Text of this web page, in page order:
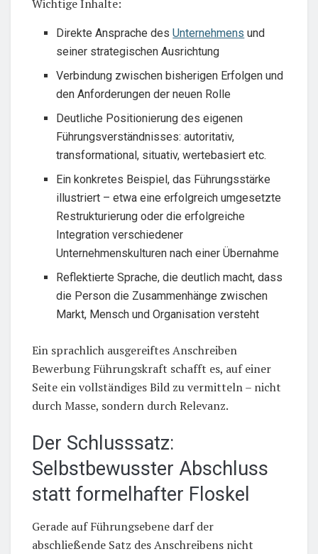
Wichtige Inhalte:
Direkte Ansprache desUnternehmens und
seiner strategischen Ausrichtung
Verbindung zwischen bisherigen Erfolgen und
den Anforderungen der neuen Rolle
Deutliche Positionierung des eigenen
Führungsverständnisses: autoritativ,
transformational, situativ, wertebasiert etc.
Ein konkretes Beispiel, das Führungsstärke
illustriert – etwa eine erfolgreich umgesetzte
Restrukturierung oder die erfolgreiche
Integration verschiedener
Unternehmenskulturen nach einer Übernahme
Reflektierte Sprache, die deutlich macht, dass
die Person die Zusammenhänge zwischen
Markt, Mensch und Organisation versteht
Ein sprachlich ausgereiftes Anschreiben
Bewerbung Führungskraft schafft es, auf einer
Seite ein vollständiges Bild zu vermitteln – nicht
durch Masse, sondern durch Relevanz.
Der Schlusssatz:
Selbstbewusster Abschluss
statt formelhafter Floskel
Gerade auf Führungsebene darf der
abschließende Satz des Anschreibens nicht